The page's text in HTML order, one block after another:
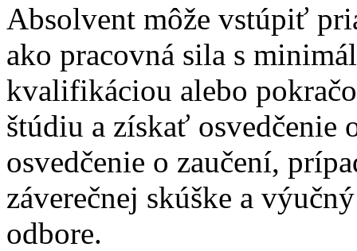
Absolvent môže vstúpiť
ako pracovná sila s
kvalifikáciou alebo
štúdiu a získať osvedčenie
osvedčenie o zaučení,
záverečnej skúške a
odbore.